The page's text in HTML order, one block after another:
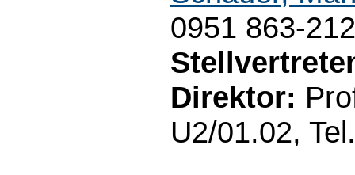
0951 863-
Direktor:
U2/01.02,